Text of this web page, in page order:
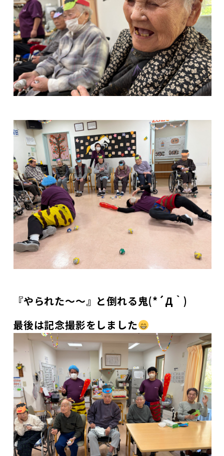
『やられた～～』と倒れる鬼(*´Д｀)
最後は記念撮影をしました